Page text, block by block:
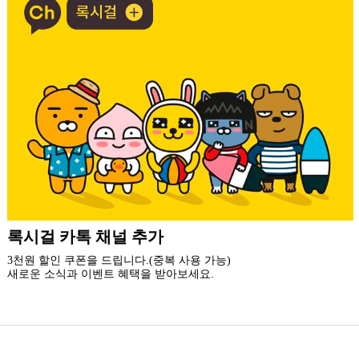
더 가까운 쇼핑, 록시걸 모바일 앱
빠른쇼핑! 간편결제! 모바일에 딱 맞춘 쇼핑 앱
지금 설치하고 추가 할인 받아 가세요.